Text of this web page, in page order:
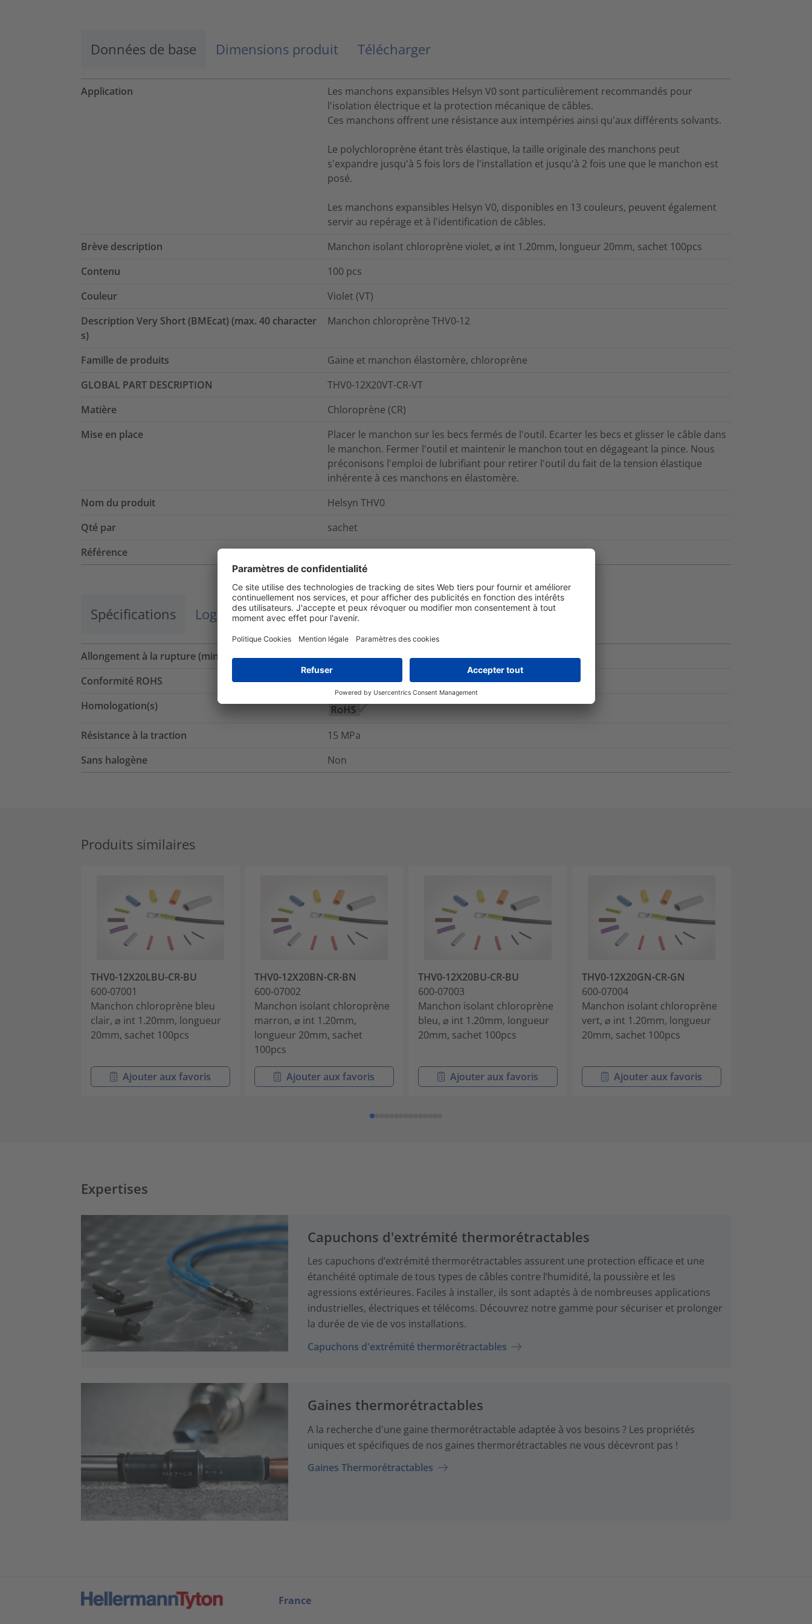
Données de base Dimensions produit Télécharger
Application
Les manchons expansibles Helsyn V0 sont particulièrement recommandés pour
l'isolation électrique et la protection mécanique de câbles.
Ces manchons offrent une résistance aux intempéries ainsi qu'aux différents solvants.
Le polychloroprène étant très élastique, la taille originale des manchons peut
s'expandre jusqu'à 5 fois lors de l'installation et jusqu'à 2 fois une que le manchon est
posé.
Les manchons expansibles Helsyn V0, disponibles en 13 couleurs, peuvent également
servir au repérage et à l'identification de câbles.
Brève description
Manchon isolant chloroprène violet, ⌀ int 1.20mm, longueur 20mm, sachet 100pcs
Contenu
100 pcs
Couleur
Violet (VT)
Description Very Short (BMEcat) (max. 40 character
s)
Manchon chloroprène THV0-12
Famille de produits
Gaine et manchon élastomère, chloroprène
GLOBAL PART DESCRIPTION
THV0-12X20VT-CR-VT
Matière
Chloroprène (CR)
Mise en place
Placer le manchon sur les becs fermés de l'outil. Ecarter les becs et glisser le câble dans
le manchon. Fermer l'outil et maintenir le manchon tout en dégageant la pince. Nous
préconisons l'emploi de lubrifiant pour retirer l'outil du fait de la tension élastique
inhérente à ces manchons en élastomère.
Nom du produit
Helsyn THV0
Qté par
sachet
Référence
THV0-12X20VT
Spécifications Logistique et emballage Pour plus d'information
Allongement à la rupture (min.) 500%
Conformité ROHS
Oui
Homologation(s)
Résistance à la traction 15 MPa
Sans halogène
Non
Produits similaires
THV0-12X20LBU-CR-BU
600-07001
Manchon chloroprène bleu
clair, ⌀ int 1.20mm, longueur
20mm, sachet 100pcs
Ajouter aux favoris
THV0-12X20BN-CR-BN
600-07002
Manchon isolant chloroprène
marron, ⌀ int 1.20mm,
longueur 20mm, sachet
100pcs
Ajouter aux favoris
THV0-12X20BU-CR-BU
600-07003
Manchon isolant chloroprène
bleu, ⌀ int 1.20mm, longueur
20mm, sachet 100pcs
Ajouter aux favoris
THV0-12X20GN-CR-GN
600-07004
Manchon isolant chloroprène
vert, ⌀ int 1.20mm, longueur
20mm, sachet 100pcs
Ajouter aux favoris
Expertises
Capuchons d'extrémité thermorétractables
Les capuchons d’extrémité thermorétractables assurent une protection efficace et une
étanchéité optimale de tous types de câbles contre l’humidité, la poussière et les
agressions extérieures. Faciles à installer, ils sont adaptés à de nombreuses applications
industrielles, électriques et télécoms. Découvrez notre gamme pour sécuriser et prolonger
la durée de vie de vos installations.
Capuchons d'extrémité thermorétractables
Gaines thermorétractables
A la recherche d'une gaine thermorétractable adaptée à vos besoins ? Les propriétés
uniques et spécifiques de nos gaines thermorétractables ne vous décevront pas !
Gaines Thermorétractables
France